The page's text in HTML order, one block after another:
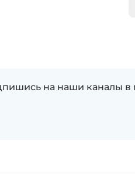
на наши каналы в